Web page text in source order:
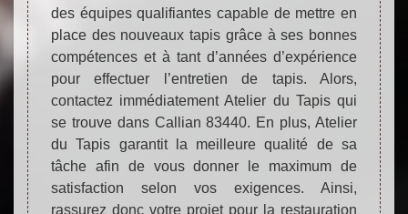
des équipes qualifiantes capable de mettre en
place des nouveaux tapis grâce à ses bonnes
compétences et à tant d’années d’expérience
pour effectuer l’entretien de tapis. Alors,
contactez immédiatement Atelier du Tapis qui
se trouve dans Callian 83440. En plus, Atelier
du Tapis garantit la meilleure qualité de sa
tâche afin de vous donner le maximum de
satisfaction selon vos exigences. Ainsi,
rassurez donc votre projet pour la restauration